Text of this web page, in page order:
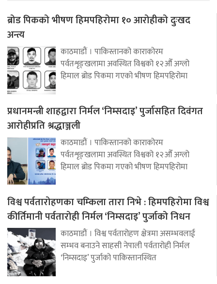
ब्रोड पिकको भीषण हिमपहिरोमा १० आरोहीको दुःखद
अन्त्य
काठमाडौं । पाकिस्तानको काराकोरम
पर्वतशृङ्खलामा अवस्थित विश्वको १२औँ अग्लो
हिमाल ब्रोड पिकमा गएको भीषण हिमपहिरोमा
प्रधानमन्त्री शाहद्वारा निर्मल ‘निम्सदाइ’ पुर्जासहित दिवंगत
आरोहीप्रति श्रद्धाञ्जली
काठमाडौं । पाकिस्तानको काराकोरम
पर्वतशृङ्खलामा अवस्थित विश्वको १२औँ अग्लो
हिमाल ब्रोड पिकमा गएको भीषण हिमपहिरोमा
विश्व पर्वतारोहणका चम्किला तारा निभे : हिमपहिरोमा विश्व
कीर्तिमानी पर्वतारोही निर्मल ‘निम्सदाइ’ पुर्जाको निधन
काठमाडौं । विश्व पर्वतारोहण क्षेत्रमा असम्भवलाई
सम्भव बनाउने साहसी नेपाली पर्वतारोही निर्मल
‘निम्सदाइ’ पुर्जाको पाकिस्तानस्थित